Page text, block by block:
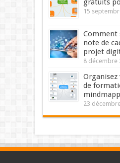
gratuits
15
Comment
note de
projet
8 décembre
de
23